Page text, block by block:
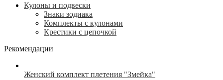
Кулоны и подвески
Знаки зодиака
Комплекты с кулонами
Крестики с цепочкой
Рекомендации
Женский комплект плетения "Змейка"